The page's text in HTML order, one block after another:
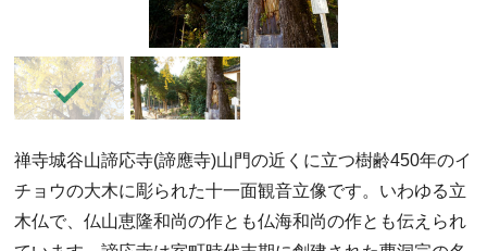
禅寺城谷山諦応寺(諦應寺)山門の近くに立つ樹齢450年のイ
チョウの大木に彫られた十一面観音立像です。いわゆる立
木仏で、仏山恵隆和尚の作とも仏海和尚の作とも伝えられ